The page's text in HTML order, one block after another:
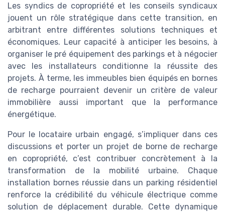
Les syndics de copropriété et les conseils syndicaux
jouent un rôle stratégique dans cette transition, en
arbitrant entre différentes solutions techniques et
économiques. Leur capacité à anticiper les besoins, à
organiser le pré équipement des parkings et à négocier
avec les installateurs conditionne la réussite des
projets. À terme, les immeubles bien équipés en bornes
de recharge pourraient devenir un critère de valeur
immobilière aussi important que la performance
énergétique.
Pour le locataire urbain engagé, s’impliquer dans ces
discussions et porter un projet de borne de recharge
en copropriété, c’est contribuer concrètement à la
transformation de la mobilité urbaine. Chaque
installation bornes réussie dans un parking résidentiel
renforce la crédibilité du véhicule électrique comme
solution de déplacement durable. Cette dynamique